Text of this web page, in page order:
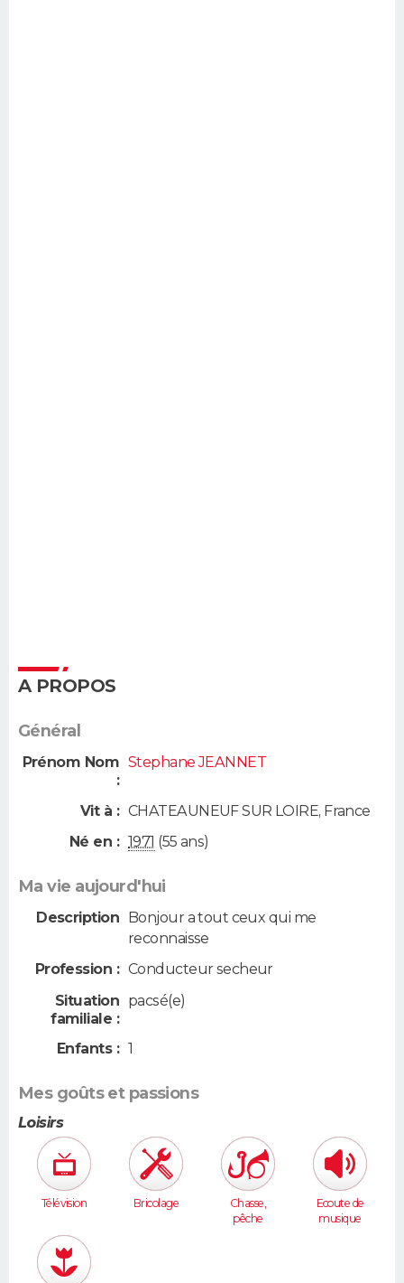
A PROPOS
Général
Prénom Nom
:
Stephane JEANNET
Vit à : CHATEAUNEUF SUR LOIRE, France
Né en : 1971 (55 ans)
Ma vie aujourd'hui
Description Bonjour a tout ceux qui me
reconnaisse
Profession : Conducteur secheur
Situation
familiale :
pacsé(e)
Enfants : 1
Mes goûts et passions
Loisirs
Télévision Bricolage
Chasse,
pêche
Ecoute de
musique